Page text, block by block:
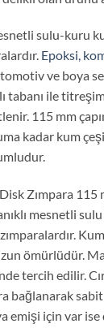
sulu-kuru
Epoksi,
ve boya
tabanı ile
115 mm
kadar kum
Zımpara
mesnetli
ömürlüdür.
tercih edilir.
bağlanarak
emişi için var